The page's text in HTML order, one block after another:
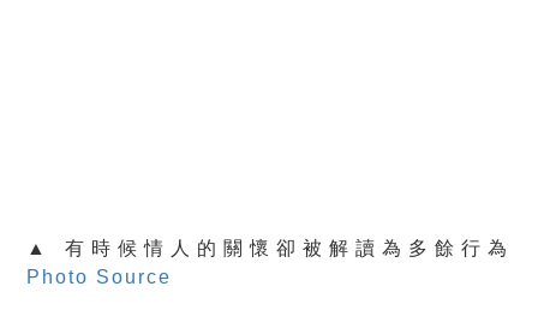
▲ 有時候情人的關懷卻被解讀為多餘行為
Photo Source